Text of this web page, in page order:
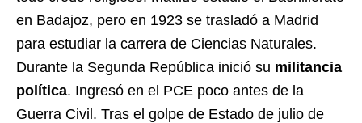
en Badajoz, pero en 1923 se trasladó a Madrid
para estudiar la carrera de Ciencias Naturales.
Durante la Segunda República inició su militancia
política. Ingresó en el PCE poco antes de la
Guerra Civil. Tras el golpe de Estado de julio de